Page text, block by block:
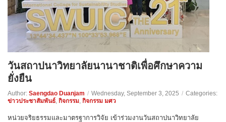
วันสถาปนาวิทยาลัยนานาชาติเพื่อศึกษาความ
ยั่งยืน
Author: Saengdao Duanjam / Wednesday, September 3, 2025 / Categories:
ข่าวประชาสัมพันธ์, กิจกรรม, กิจกรรม มศว
หน่วยจริยธรรมและมาตรฐาการวิจัย เข้าร่วมงานวันสถาปนาวิทยาลัย